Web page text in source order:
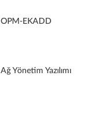
OPM-EKADD
Ağ Yönetim Yazılımı